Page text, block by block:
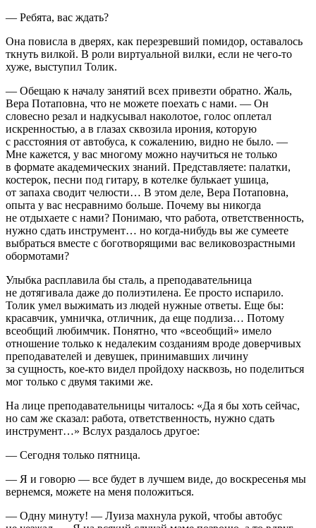
— Ребята, вас ждать?
Она повисла в дверях, как перезревший помидор, оставалось
ткнуть вилкой. В роли виртуальной вилки, если не чего-то
хуже, выступил Толик.
— Обещаю к началу занятий всех привезти обратно. Жаль,
Вера Потаповна, что не можете поехать с нами. — Он
словесно резал и надкусывал наколотое, голос оплетал
искренностью, а в глазах сквозила ирония, которую
с расстояния от автобуса, к сожалению, видно не было. —
Мне кажется, у вас многому можно научиться не только
в формате академических знаний. Представляете: палатки,
костерок, песни под гитару, в котелке булькает ушица,
от запаха сводит челюсти… В этом деле, Вера Потаповна,
опыта у вас несравнимо больше. Почему вы никогда
не отдыхаете с нами? Понимаю, что работа, ответственность,
нужно сдать инструмент… но когда-нибудь вы же сумеете
выбраться вместе с боготворящими вас великовозрастными
обормотами?
Улыбка расплавила бы сталь, а преподавательница
не дотягивала даже до полиэтилена. Ее просто испарило.
Толик умел выжимать из людей нужные ответы. Еще бы:
красавчик, умничка, отличник, да еще подлиза… Потому
всеобщий любимчик. Понятно, что «всеобщий» имело
отношение только к недалеким созданиям вроде доверчивых
преподавателей и девушек, принимавших личину
за сущность, кое-кто видел пройдоху насквозь, но поделиться
мог только с двумя такими же.
На лице преподавательницы читалось: «Да я бы хоть сейчас,
но сам же сказал: работа, ответственность, нужно сдать
инструмент…» Вслух раздалось другое:
— Сегодня только пятница.
— Я и говорю — все будет в лучшем виде, до воскресенья мы
вернемся, можете на меня положиться.
— Одну минуту! — Луиза махнула рукой, чтобы автобус